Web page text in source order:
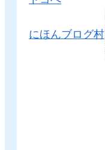
にほんブログ村